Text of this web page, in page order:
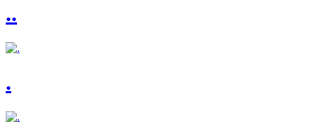
..
.